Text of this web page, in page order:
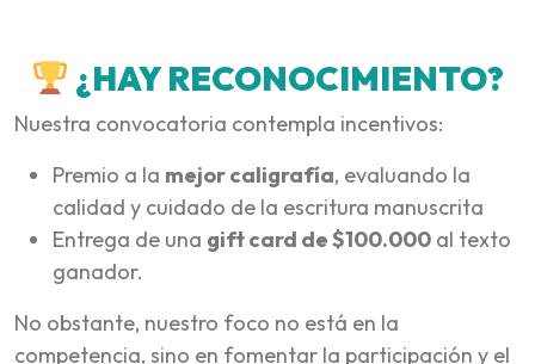
¿HAY RECONOCIMIENTO?
Nuestra convocatoria contempla incentivos:
Premio a la mejor caligrafía, evaluando la
calidad y cuidado de la escritura manuscrita
Entrega de una gift card de $100.000 al texto
ganador.
No obstante, nuestro foco no está en la
competencia, sino en fomentar la participación y el